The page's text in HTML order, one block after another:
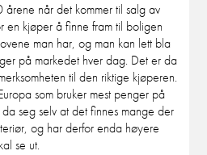
når det kommer til salg av
en kjøper å finne fram til boligen
man har, og man kan lett bla
på markedet hver dag. Det er da
til den riktige kjøperen.
som bruker mest penger på
seg selv at det finnes mange der
og har derfor enda høyere
se ut.